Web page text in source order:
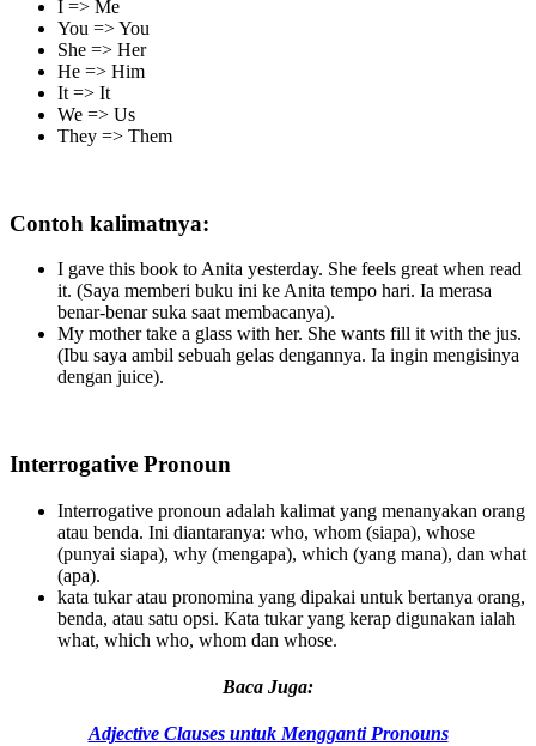
I => Me
You => You
She => Her
He => Him
It => It
We => Us
They => Them
Contoh kalimatnya:
I gave this book to Anita yesterday. She feels great when read
it. (Saya memberi buku ini ke Anita tempo hari. Ia merasa
benar-benar suka saat membacanya).
My mother take a glass with her. She wants fill it with the jus.
(Ibu saya ambil sebuah gelas dengannya. Ia ingin mengisinya
dengan juice).
Interrogative Pronoun
Interrogative pronoun adalah kalimat yang menanyakan orang
atau benda. Ini diantaranya: who, whom (siapa), whose
(punyai siapa), why (mengapa), which (yang mana), dan what
(apa).
kata tukar atau pronomina yang dipakai untuk bertanya orang,
benda, atau satu opsi. Kata tukar yang kerap digunakan ialah
what, which who, whom dan whose.
Baca Juga:
Adjective Clauses untuk Mengganti Pronouns